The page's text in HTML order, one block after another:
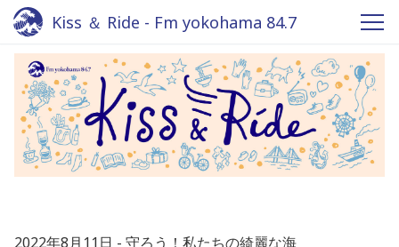
Kiss ＆ Ride - Fm yokohama 84.7
2022年8月11日 守ろう！私たちの綺麗な海